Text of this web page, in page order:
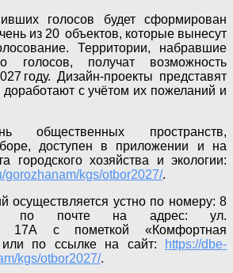
голосов будет сформирован
из 20 объектов, которые вынесут
Территории, набравшие
голосов, получат возможность
году. Дизайн-проекты представят
с учётом их пожеланий и
общественных пространств,
доступен в приложении и на
городского хозяйства и экологии:
gorozhanam/kgs/otbor2027/.
осуществляется устно по номеру: 8
по почте на адрес: ул.
17А с пометкой «Комфортная
или по ссылке на сайт:
https://dbe-
kgs/otbor2027/.